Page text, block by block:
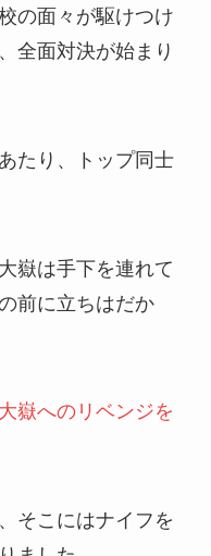
の面々が駆けつけ
全面対決が始まり
たり、トップ同士
嶽は手下を連れて
前に立ちはだか
大嶽へのリベンジを
そこにはナイフを